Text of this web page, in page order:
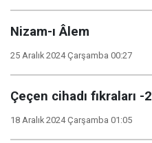
Nizam-ı Âlem
25 Aralık 2024 Çarşamba 00:27
Çeçen cihadı fıkraları -2
18 Aralık 2024 Çarşamba 01:05